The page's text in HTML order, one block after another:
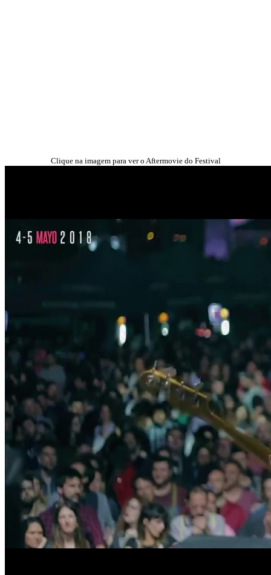
Clique na imagem para ver o Aftermovie do Festival